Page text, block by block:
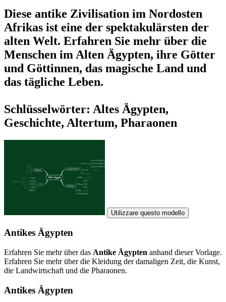
Diese antike Zivilisation im Nordosten
Afrikas ist eine der spektakulärsten der
alten Welt. Erfahren Sie mehr über die
Menschen im Alten Ägypten, ihre Götter
und Göttinnen, das magische Land und
das tägliche Leben.
Schlüsselwörter: Altes Ägypten,
Geschichte, Altertum, Pharaonen
Utilizzare questo modello
Antikes Ägypten
Erfahren Sie mehr über das Antike Ägypten anhand dieser Vorlage.
Erfahren Sie mehr über die Kleidung der damaligen Zeit, die Kunst,
die Landwirtschaft und die Pharaonen.
Antikes Ägypten